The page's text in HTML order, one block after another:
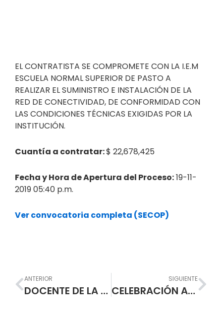
EL CONTRATISTA SE COMPROMETE CON LA I.E.M
ESCUELA NORMAL SUPERIOR DE PASTO A
REALIZAR EL SUMINISTRO E INSTALACIÓN DE LA
RED DE CONECTIVIDAD, DE CONFORMIDAD CON
LAS CONDICIONES TÉCNICAS EXIGIDAS POR LA
INSTITUCIÓN.
Cuantía a contratar:$ 22,678,425
Fecha y Hora de Apertura del Proceso:19-11-
2019 05:40 p.m.
Ver convocatoria completa (SECOP)
Prev
ANTERIOR
DOCENTE DE LA ESCUELA NORMAL SUPERIOR DE PASTO OBTIENE SEGUNDO LUGAR A NIVEL NACIONAL EN TRAVESIA TECNOLÓGICA DESDE EL AULA.
SIGUIENTE
CELEBRACIÓN ANIVERSARIO 108 AÑOS ESCUELA NORMAL SUPERIOR DE PASTO.